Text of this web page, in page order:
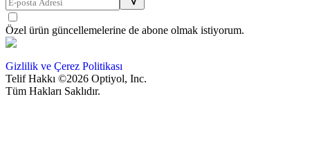
Özel ürün güncellemelerine de abone olmak istiyorum.
Gizlilik ve Çerez Politikası
Telif Hakkı ©2026 Optiyol, Inc.
Tüm Hakları Saklıdır.